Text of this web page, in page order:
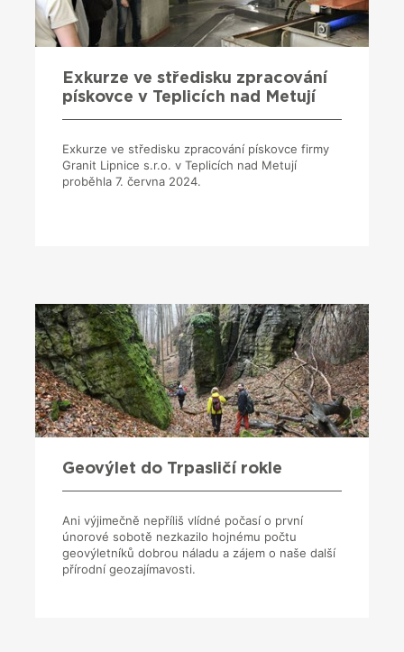
Exkurze ve středisku zpracování
pískovce v Teplicích nad Metují
Exkurze ve středisku zpracování pískovce firmy
Granit Lipnice s.r.o. v Teplicích nad Metují
proběhla 7. června 2024.
Geovýlet do Trpasličí rokle
Ani výjimečně nepříliš vlídné počasí o první
únorové sobotě nezkazilo hojnému počtu
geovýletníků dobrou náladu a zájem o naše další
přírodní geozajímavosti.